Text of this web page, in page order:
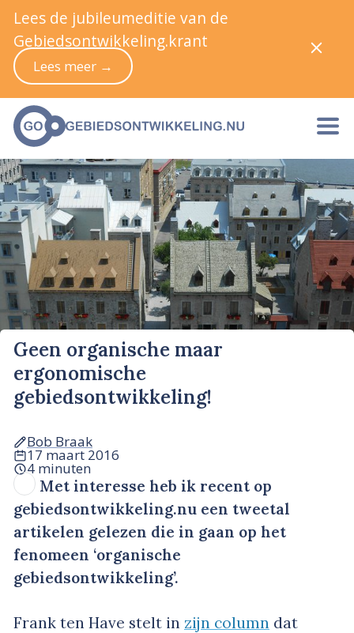
Geen organische maar
ergonomische
gebiedsontwikkeling!
Bob Braak
17 maart 2016
4 minuten
Met interesse heb ik recent op
gebiedsontwikkeling.nu een tweetal
artikelen gelezen die in gaan op het
fenomeen ‘organische
gebiedsontwikkeling’.
Frank ten Have stelt in zijn column dat
Lees de jubileumeditie van de
Gebiedsontwikkeling.krant
Lees meer →